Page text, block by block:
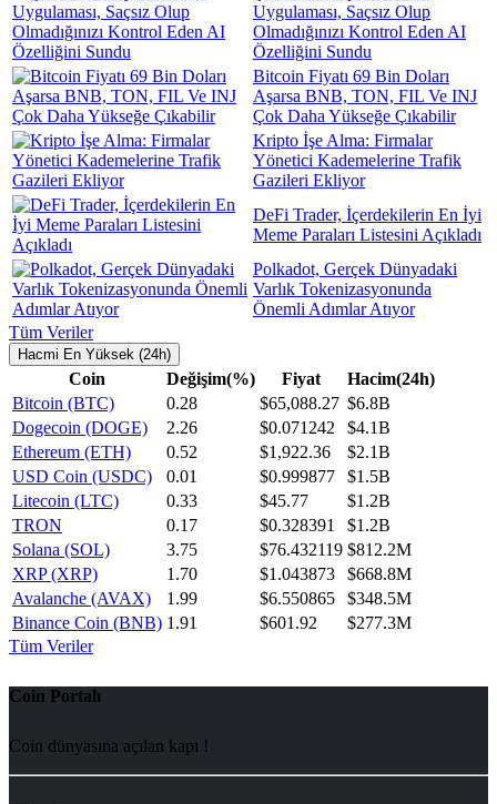
Uygulaması, Saçsız Olup
Olmadığınızı Kontrol Eden AI
Özelliğini Sundu
Bitcoin Fiyatı 69 Bin Doları
Aşarsa BNB, TON, FIL Ve INJ
Çok Daha Yükseğe Çıkabilir
Kripto İşe Alma: Firmalar
Yönetici Kademelerine Trafik
Gazileri Ekliyor
DeFi Trader, İçerdekilerin En İyi
Meme Paraları Listesini Açıkladı
Polkadot, Gerçek Dünyadaki
Varlık Tokenizasyonunda
Önemli Adımlar Atıyor
Tüm Veriler
Hacmi En Yüksek (24h)
Coin Değişim(%) Fiyat
Hacim(24h)
Bitcoin (BTC)
0.28 $65,088.27 $6.8B
Dogecoin (DOGE)
2.26 $0.071242
$4.1B
Ethereum (ETH)
0.52 $1,922.36
$2.1B
USD Coin (USDC)
0.01 $0.999877
$1.5B
Litecoin (LTC)
0.33 $45.77
$1.2B
TRON
0.17 $0.328391
$1.2B
Solana (SOL)
3.75 $76.432119 $812.2M
XRP (XRP)
1.70 $1.043873
$668.8M
Avalanche (AVAX)
1.99 $6.550865
$348.5M
Binance Coin (BNB) 1.91 $601.92
$277.3M
Tüm Veriler
Coin Portalı
Coin dünyasına açılan kapı !